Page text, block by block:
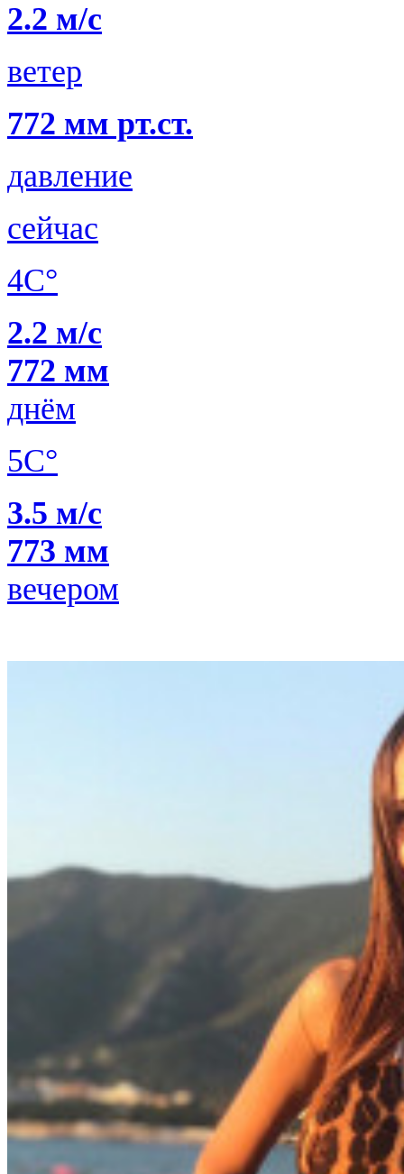
2.2 м/с
ветер
772 мм рт.ст.
давление
сейчас
4C°
2.2 м/с
772 мм
днём
5C°
3.5 м/с
773 мм
вечером